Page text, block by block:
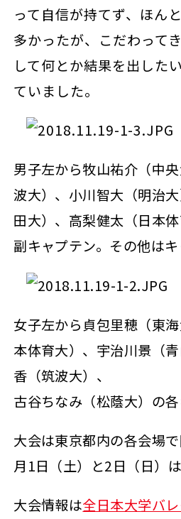
って自信が持てず、ほん
多かったが、こだわって
して何とか結果を出した
ていました。
男子左から牧山祐介（中
波大）、小川智大（明治
田大）、高梨健太（日本
副キャプテン。その他は
女子左から貞包里穂（東
本体育大）、宇治川景（
香（筑波大）、
古谷ちなみ（松蔭大）の
大会は東京都内の各会場
月1日（土）と2日（日）は
大会情報は全日本大学バ